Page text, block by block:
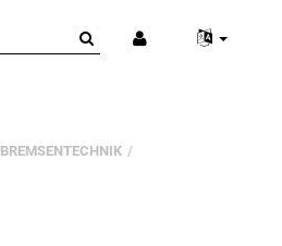
BREMSENTECHNIK